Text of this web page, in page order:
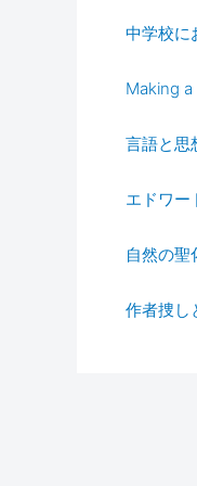
中学校に
Making
言語と思
エドワー
自然の
作者捜し